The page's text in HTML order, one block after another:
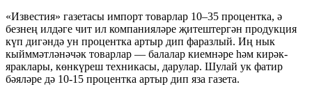
«Известия» газетасы импорт товарлар 10–35 процентка, ә
безнең илдәге чит ил компанияләре җитештергән продукция
күп дигәндә ун процентка артыр дип фаразлый. Иң нык
кыйммәтләнәчәк товарлар — балалар киемнәре һәм кирәк-
яраклары, көнкүреш техникасы, дарулар. Шулай ук фатир
бәяләре дә 10-15 процентка артыр дип яза газета.